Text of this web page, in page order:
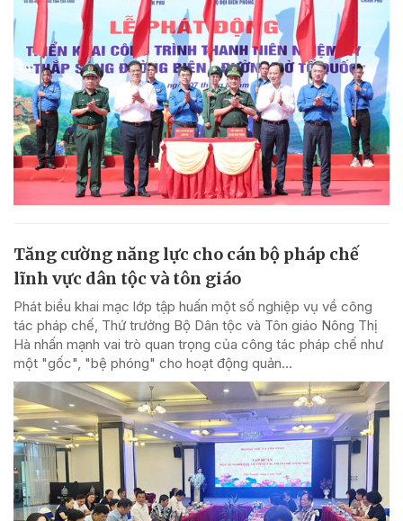
Tăng cường năng lực cho cán bộ pháp chế
lĩnh vực dân tộc và tôn giáo
Phát biểu khai mạc lớp tập huấn một số nghiệp vụ về công
tác pháp chế, Thứ trưởng Bộ Dân tộc và Tôn giáo Nông Thị
Hà nhấn mạnh vai trò quan trọng của công tác pháp chế như
một "gốc", "bệ phóng" cho hoạt động quản...